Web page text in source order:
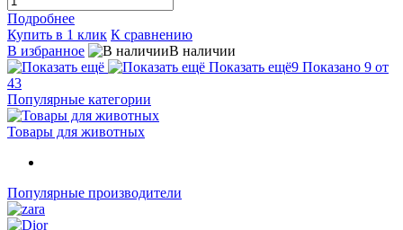
Подробнее
Купить в 1 клик К сравнению
В избранное
В наличии
Показать ещё9 Показано 9 от
43
Популярные категории
Товары для животных
Популярные производители